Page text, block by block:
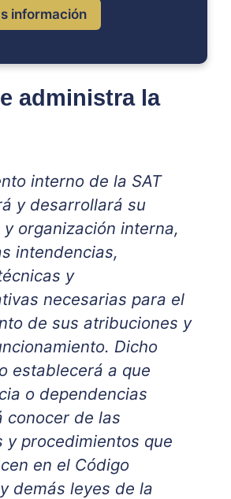
información
administra la
interno de la SAT
y desarrollará su
organización interna,
intendencias,
y
necesarias para el
de sus atribuciones y
Dicho
establecerá a que
o dependencias
conocer de las
y procedimientos que
en el Código
demás leyes de la